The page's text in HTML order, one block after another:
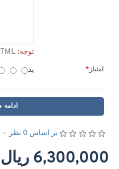
توجه:
امتیاز بد
ادامه
بر اساس 0 نظر -
6,300,000 ریال